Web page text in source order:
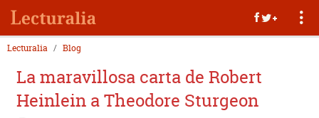
Lecturalia Blog
La maravillosa carta de Robert
Heinlein a Theodore Sturgeon